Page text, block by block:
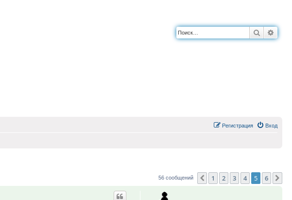
Поиск
Вход
Регистрация
56 сообщений Пред.
1 2 3 4 5 6